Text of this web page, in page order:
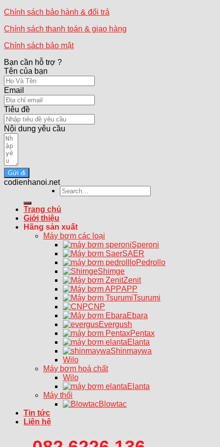
Chính sách bảo hành & đổi trả
Chính sách thanh toán & giao hàng
Chính sách bảo mật
Bạn cần hỗ trợ ?
Tên của bạn
Email
Tiêu đề
Nội dung yêu cầu
Gửi đi
codienhanoi.net
Search
for:
Trang chủ
Giới thiệu
Hãng sản xuất
Máy bơm các loại
Speroni
SAER
Pedrollo
Shimge
Zenit
APP
Tsurumi
CNP
Ebara
Evergush
Pentax
Elanta
Shinmaywa
Wilo
Máy bơm hoá chất
Wilo
Elanta
Máy thổi
Blowtac
Tin tức
Liên hệ